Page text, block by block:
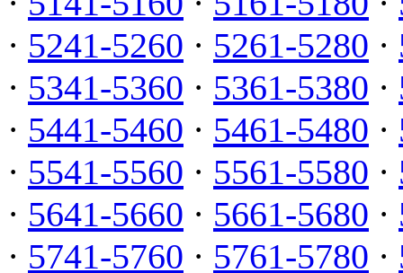
· 5241-5260 · 5261-5280 ·
· 5341-5360 · 5361-5380 ·
· 5441-5460 · 5461-5480 ·
· 5541-5560 · 5561-5580 ·
· 5641-5660 · 5661-5680 ·
· 5741-5760 · 5761-5780 ·